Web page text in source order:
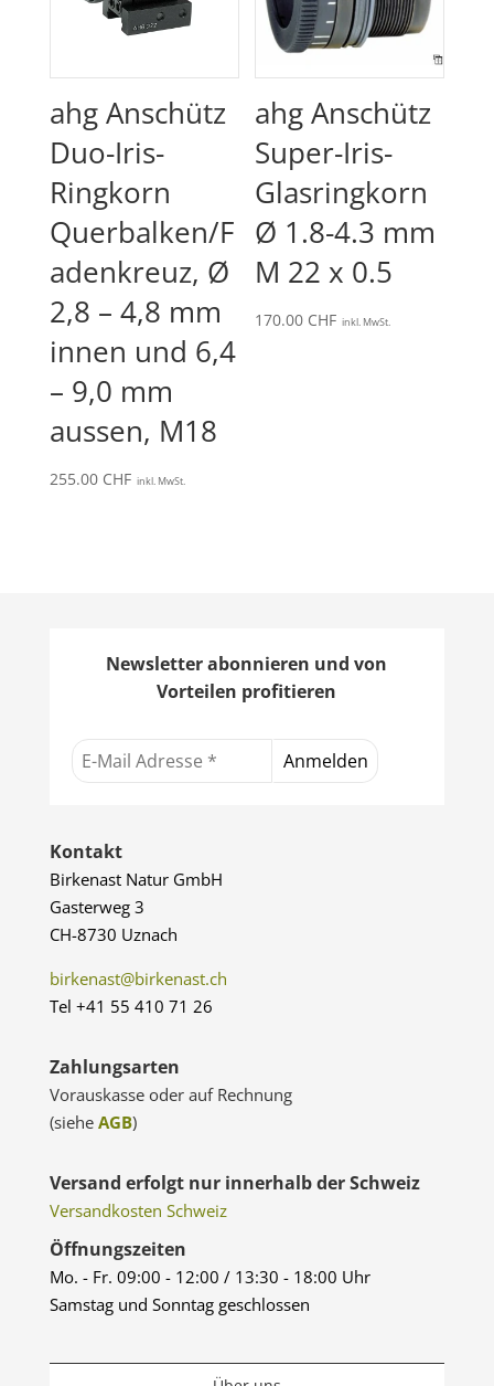
ahg Anschütz
Duo-Iris-
Ringkorn
Querbalken/F
adenkreuz, Ø
2,8 – 4,8 mm
innen und 6,4
– 9,0 mm
aussen, M18
255.00 CHF inkl. MwSt.
ahg Anschütz
Super-Iris-
Glasringkorn
Ø 1.8-4.3 mm
M 22 x 0.5
170.00 CHF inkl. MwSt.
Newsletter abonnieren und von
Vorteilen profitieren
Kontakt
Birkenast Natur GmbH
Gasterweg 3
CH-8730 Uznach
birkenast@birkenast.ch
Tel +41 55 410 71 26
Zahlungsarten
Vorauskasse oder auf Rechnung
(siehe AGB)
Versand erfolgt nur innerhalb der Schweiz
Versandkosten Schweiz
Öffnungszeiten
Mo. - Fr. 09:00 - 12:00 / 13:30 - 18:00 Uhr
Samstag und Sonntag geschlossen